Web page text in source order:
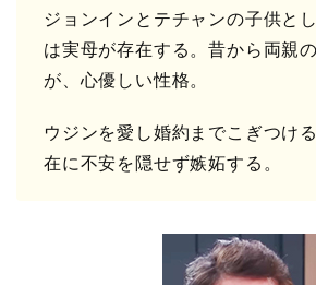
ジョンインとテチャンの子供と
は実母が存在する。昔から両親
が、心優しい性格。
ウジンを愛し婚約までこぎつけ
在に不安を隠せず嫉妬する。